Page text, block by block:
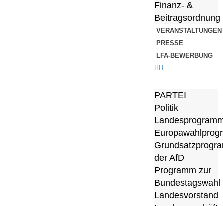
Finanz- &
Beitragsordnung
VERANSTALTUNGEN
PRESSE
LFA-BEWERBUNG
PARTEI
Politik
der AfD
Programm zur
Bundestagswahl
Landesvorstand